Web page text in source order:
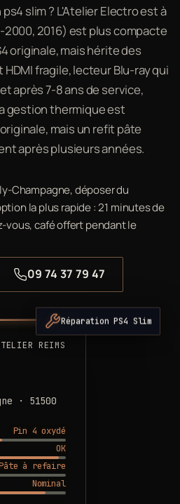
slim ? L'Atelier Electro est à
2000, 2016) est plus compacte
originale, mais hérite des
fragile, lecteur Blu-ray qui
après 7-8 ans de service,
gestion thermique est
mais un refit pâte
après plusieurs années.
Champagne, déposer du
la plus rapide : 21 minutes de
vous, café offert pendant le
09 74 37 79 47
REIMS
· 51500
Pin 4 oxydé
OK
à refaire
Nominal
Réparation PS4 Slim